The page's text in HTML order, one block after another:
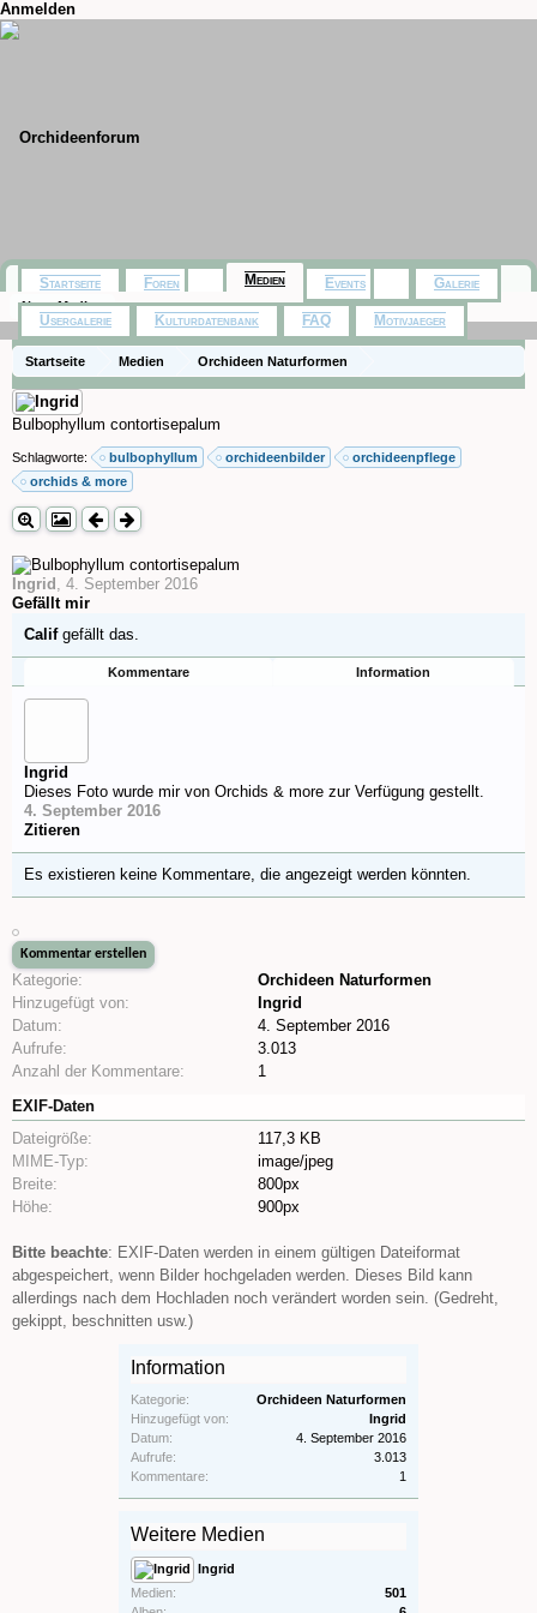
Anmelden
Startseite Medien Orchideen Naturformen
Bulbophyllum contortisepalum
Schlagworte: bulbophyllum orchideenbilder
orchideenpflege
orchids & more
Ingrid , 4. September 2016
Gefällt mir
Califgefällt das.
Kommentare Information
Ingrid
Dieses Foto wurde mir von Orchids & more zur Verfügung gestellt.
4. September 2016
Zitieren
Es existieren keine Kommentare, die angezeigt werden könnten.
Kategorie:
Orchideen Naturformen
Hinzugefügt von:
Ingrid
Datum:
4. September 2016
Aufrufe:
3.013
Anzahl der Kommentare:
1
EXIF-Daten
Dateigröße:
117,3 KB
MIME-Typ:
image/jpeg
Breite:
800px
Höhe:
900px
Bitte beachte: EXIF-Daten werden in einem gültigen Dateiformat
abgespeichert, wenn Bilder hochgeladen werden. Dieses Bild kann
allerdings nach dem Hochladen noch verändert worden sein. (Gedreht,
gekippt, beschnitten usw.)
Information
Kategorie:
Orchideen Naturformen
Hinzugefügt von:
Ingrid
Datum:
4. September 2016
Aufrufe:
3.013
Kommentare:
1
Weitere Medien
Ingrid
Medien:
501
Startseite Foren Medien
Neue Medien
Events Galerie
Usergalerie Kulturdatenbank FAQ Motivjaeger